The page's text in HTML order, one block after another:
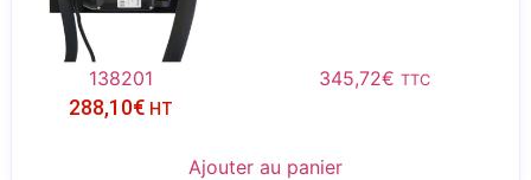
138201 345,72€ TTC
288,10€ HT
Ajouter au panier